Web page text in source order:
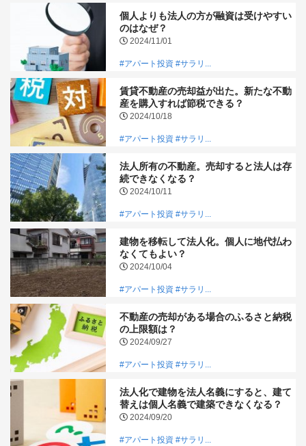
個人よりも法人の方が融資は受けやすい
のはなぜ？
2024/11/01
#アパート投資 #サラリ...
賃貸不動産の売却益が出た。新たな不動
産を購入すれば節税できる？
2024/10/18
#アパート投資 #サラリ...
法人所有の不動産。売却すると法人は存
続できなくなる？
2024/10/11
#アパート投資 #サラリ...
建物を移転して法人化。個人に地代払わ
なくてもよい？
2024/10/04
#アパート投資 #サラリ...
不動産の売却がある場合のふるさと納税
の上限額は？
2024/09/27
#アパート投資 #サラリ...
法人化で建物を法人名義にすると、建て
替えは個人名義で建築できなくなる？
2024/09/20
#アパート投資 #サラリ...